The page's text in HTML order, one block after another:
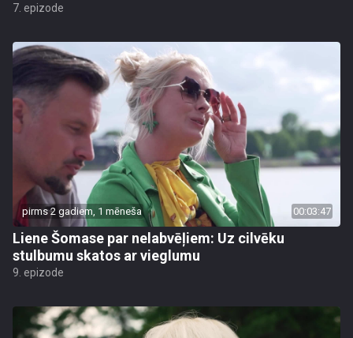
7. epizode
pirms 2 gadiem, 1 mēneša 00:03:47
Liene Šomase par nelabvēļiem: Uz cilvēku
stulbumu skatos ar vieglumu
9. epizode